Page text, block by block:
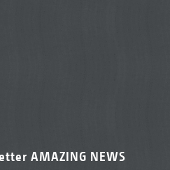
AMAZING NEWS